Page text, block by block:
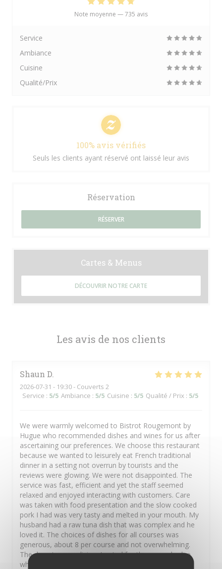
Les avis de nos clients
Shaun D
2026-07-31 - 19:30 - Couverts 2
Service : 5/5 Ambiance : 5/5 Cuisine : 5/5 Qualité / Prix : 5/5
We were warmly welcomed to Bistrot Rougemont by
Hugue who recommended dishes and wines for us after
ascertaining our preferences. We choose this restaurant
because we wanted to leisurely eat French traditional
dinner in a setting not overrun by tourists and the
reviews were glowing. We were not disappointed. The
service was fast, efficient and yet the staff seemed
relaxed and enjoyed interacting with customers. Care
was taken with food presentation and the slow cooked
pork I had was very tasty and melted in your mouth. My
husband had a raw tuna dish that was complex and he
loved it. The choices of dishes for all courses was
generous, about 8 per course and not overwhelming.
The deserts were divine, I opted for the creme brulee
which was heavenly but an array of other traditional
Note moyenne —735 avis
Service
Ambiance
Cuisine
Qualité/Prix
100% avis vérifiés
Seuls les clients ayant réservé ont laissé leur avis
Réservation
RÉSERVER
Cartes & Menus
DÉCOUVRIR NOTRE CARTE